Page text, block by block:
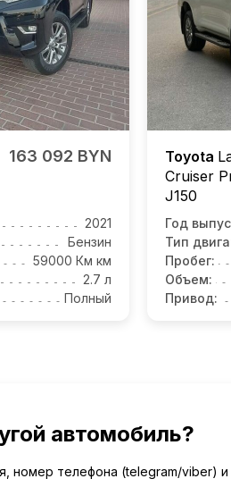
163 092 BYN
2021
Бензин
59000 Км км
2.7 л
Полный
Toyota
Cruiser
J150
Год
Тип
Пробег:
Объем:
Привод:
автомобиль?
номер телефона (telegram/viber)